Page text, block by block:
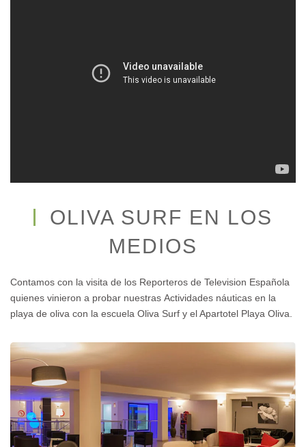
OLIVA SURF EN LOS
MEDIOS
Contamos con la visita de los Reporteros de Television Española
quienes vinieron a probar nuestras Actividades náuticas en la
playa de oliva con la escuela Oliva Surf y el Apartotel Playa Oliva.